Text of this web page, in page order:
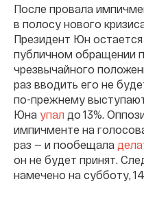
После провала
в полосу нового
Президент Юн
публичном обращении
чрезвычайного
раз вводить его не
по-прежнему
Юна упал до 13%.
импичменте на
раз — и пообещала
он не будет принят.
намечено на субботу,